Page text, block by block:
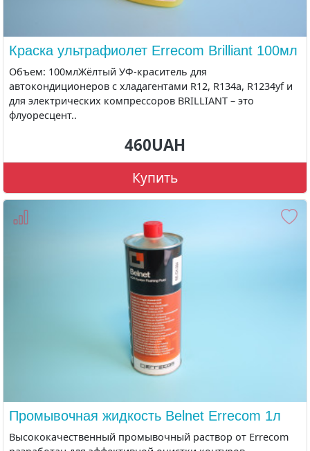
Краска ультрафиолет Errecom Brilliant 100мл
Объем: 100млЖёлтый УФ-краситель для
автокондиционеров с хладагентами R12, R134a, R1234yf и
для электрических компрессоров BRILLIANT – это
флуоресцент..
460UAH
Купить
Промывочная жидкость Belnet Errecom 1л
Высококачественный промывочный раствор от Errecom